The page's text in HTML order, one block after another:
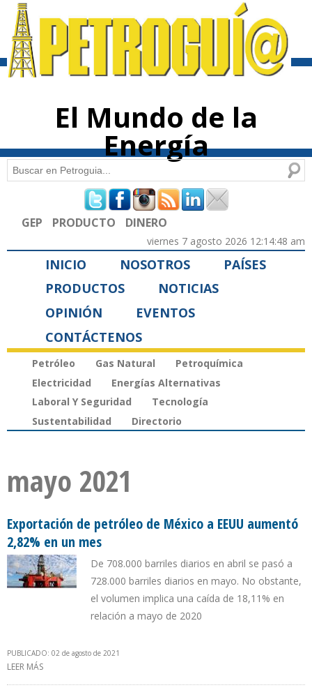
contenido
El Mundo de la
Energía
Formulario de búsqueda
Buscar
GEP PRODUCTO DINERO
viernes 7 agosto 2026 12:14:48 am
INICIO NOSOTROS
PAÍSES
PRODUCTOS
NOTICIAS
OPINIÓN
EVENTOS
CONTÁCTENOS
Petróleo Gas Natural
Petroquímica
Electricidad
Energías Alternativas
Laboral Y Seguridad
Tecnología
Sustentabilidad
Directorio
mayo 2021
Exportación de petróleo de México a EEUU aumentó
2,82% en un mes
De 708.000 barriles diarios en abril se pasó a
728.000 barriles diarios en mayo. No obstante,
el volumen implica una caída de 18,11% en
relación a mayo de 2020
PUBLICADO: 02 de agosto de 2021
LEER MÁS